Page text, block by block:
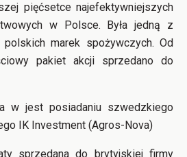
pięćsetce najefektywniejszych
w Polsce. Była jedną z
polskich marek spożywczych. Od
pakiet akcji sprzedano do
w jest posiadaniu szwedzkiego
IK Investment (Agros-Nova)
sprzedana do brytyjskiej firmy